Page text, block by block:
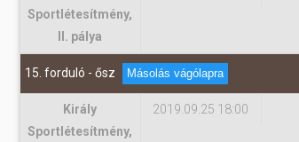
Sportlétesítmény,
II. pálya
15. forduló - ősz Másolás vágólapra
Király
Sportlétesítmény,
2019.09.25 18:00